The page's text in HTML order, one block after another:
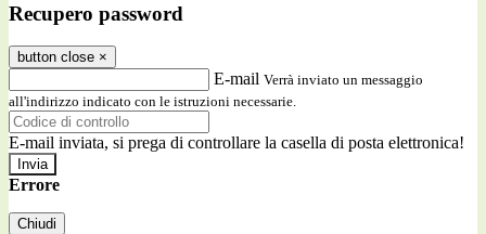
Recupero password
button close ×
E-mail Verrà inviato un messaggio
all'indirizzo indicato con le istruzioni necessarie.
E-mail inviata, si prega di controllare la casella di posta elettronica!
Errore
Chiudi